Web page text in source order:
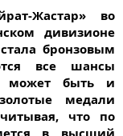
Жастар» во
дивизионе
бронзовым
все шансы
может быть и
медали
что по